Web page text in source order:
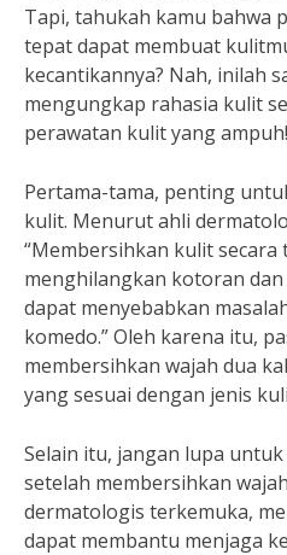
Tapi, tahukah kamu bahwa
tepat dapat membuat
kecantikannya? Nah, inilah
mengungkap rahasia kulit
perawatan kulit yang ampuh!
Pertama-tama, penting
kulit. Menurut ahli
“Membersihkan kulit
menghilangkan kotoran
dapat menyebabkan
komedo.” Oleh karena itu,
membersihkan wajah dua
yang sesuai dengan jenis
Selain itu, jangan lupa
setelah membersihkan
dermatologis terkemuka,
dapat membantu menjaga